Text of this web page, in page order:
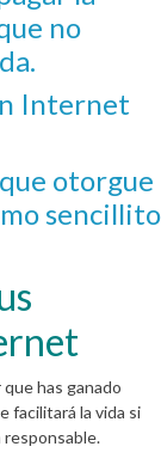
no
Internet
otorgue
sencillito
has ganado
facilitará la vida si
responsable.